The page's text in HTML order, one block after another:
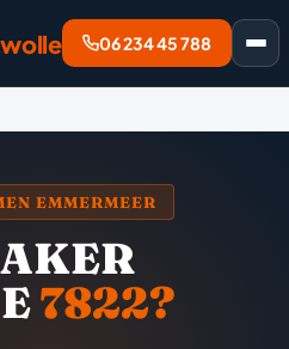
06 234 45 788
EMMERMEER
7822?